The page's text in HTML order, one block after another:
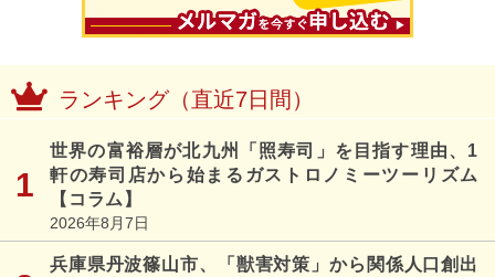
ランキング（直近7日間）
世界の富裕層が北九州「照寿司」を目指す理由、1
軒の寿司店から始まるガストロノミーツーリズム
【コラム】
2026年8月7日
兵庫県丹波篠山市、「獣害対策」から関係人口創出